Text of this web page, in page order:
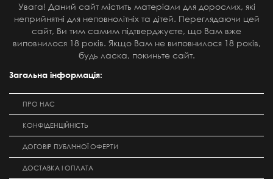
Увага! Даний сайт містить матеріали для дорослих, які
неприйнятні для неповнолітніх та дітей. Переглядаючи цей
сайт, Ви тим самим підтверджуєте, що Вам вже
виповнилося 18 років. Якщо Вам не виповнилося 18 років,
будь ласка, покиньте сайт.
Загальна інформація:
ПРО НАС
КОНФІДЕНЦІЙНІСТЬ
ДОГОВІР ПУБЛІЧНОЇ ОФЕРТИ
ДОСТАВКА І ОПЛАТА